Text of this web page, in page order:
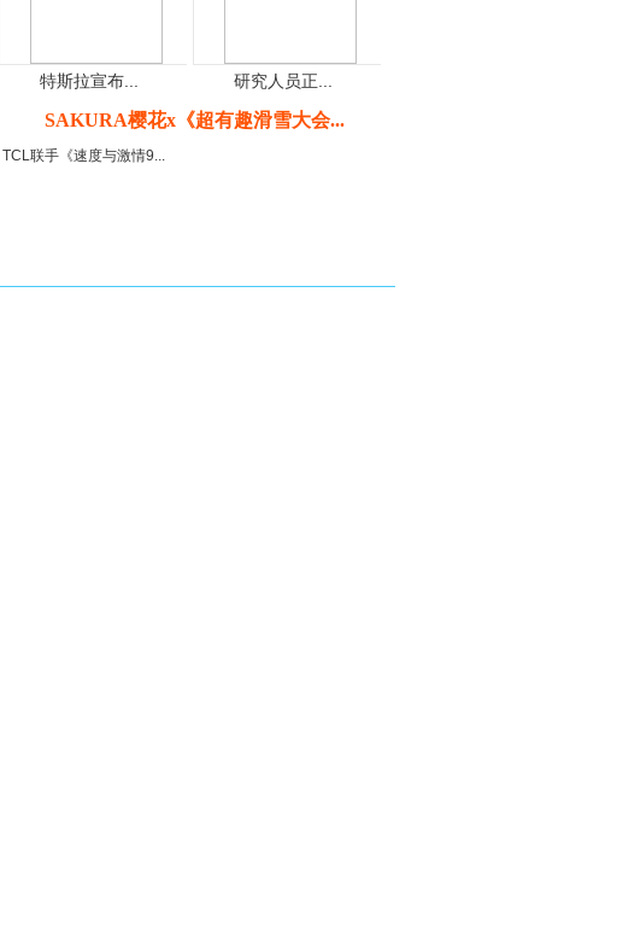
特斯拉宣布... 研究人员正...
SAKURA樱花x《超有趣滑雪大会...
TCL联手《速度与激情9...